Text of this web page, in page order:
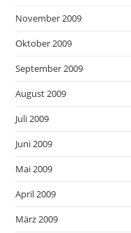
November 2009
Oktober 2009
September 2009
August 2009
Juli 2009
Juni 2009
Mai 2009
April 2009
März 2009